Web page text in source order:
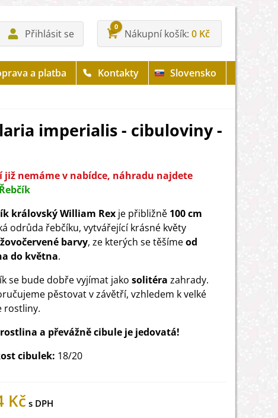
Přihlásit se
0
Nákupní košík 0 Kč
a platba Kontakty
Slovensko
imperialis - cibuloviny -
již nemáme v nabídce, náhradu najdete
Řebčík
královský William Rex je přibližně 100 cm
odrůda řebčíku, vytvářející krásné květy
barvy, ze kterých se těšímeod
do května.
se bude dobře vyjímat jako solitéra zahrady.
pěstovat v závětří, vzhledem k velké
rostliny.
rostlina a převážně cibule je jedovatá!
cibulek: 18/20
Kč